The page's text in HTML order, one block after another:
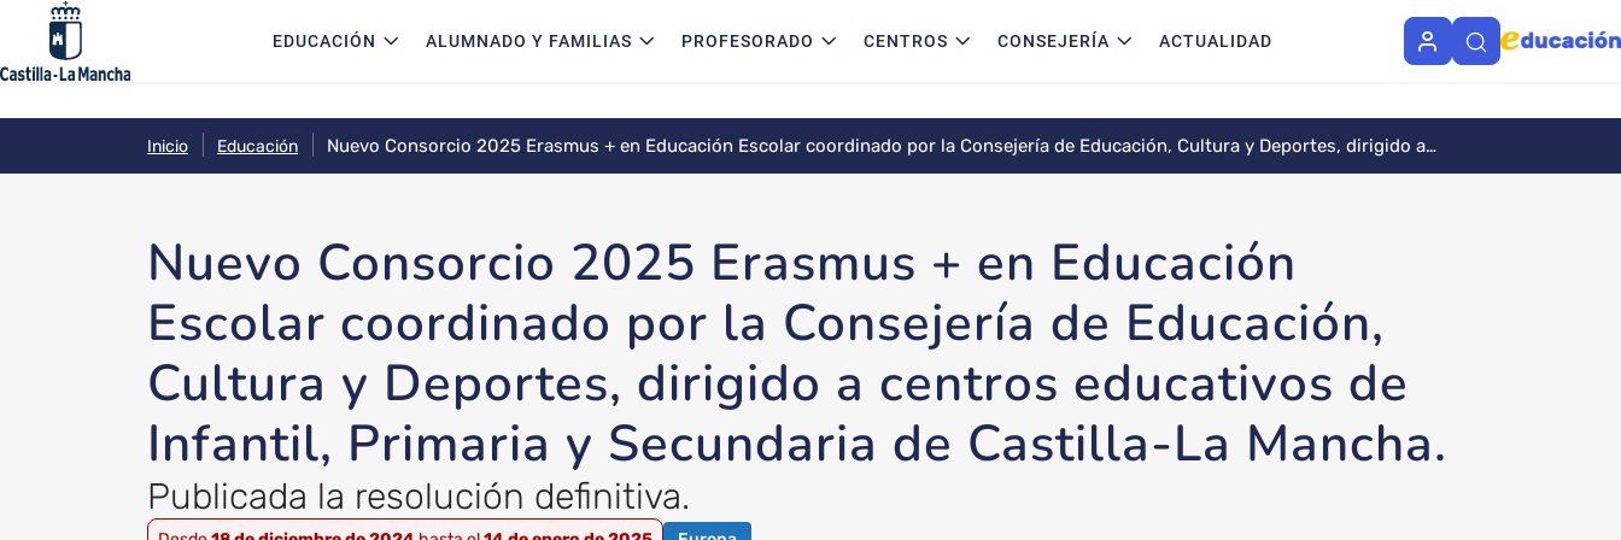
Pasar al contenido principalNavegación principal
EDUCACIÓN ALUMNADO Y FAMILIAS PROFESORADO CENTROS CONSEJERÍA ACTUALIDAD
Inicio Educación
Nuevo Consorcio 2025 Erasmus + en Educación Escolar coordinado por la Consejería de Educación, Cultura y Deportes, dirigido a
centros educativos de Infantil, Primaria y Secundaria de Castilla-La Mancha.
Nuevo Consorcio 2025 Erasmus + en Educación
Escolar coordinado por la Consejería de Educación,
Cultura y Deportes, dirigido a centros educativos de
Infantil, Primaria y Secundaria de Castilla-La Mancha.
Publicada la resolución definitiva.